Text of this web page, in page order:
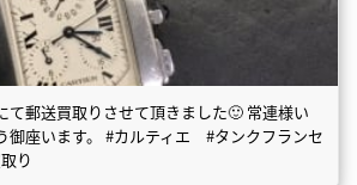
郵送買取りさせて頂きました🙂 常連様い
御座います。 #カルティエ #タンクフランセ
り